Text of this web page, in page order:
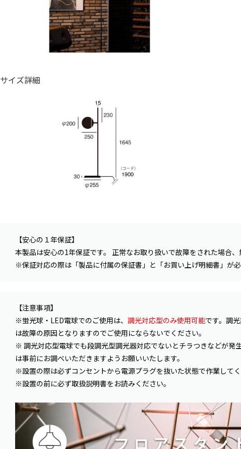
サイズ詳細
【安心の１年保証】
本製品は安心の1年保証です。 正常なお取り扱いで故障をされた場合、
※保証対応の際は「製品に付属の保証書」と「お買い上げ明細書」が
【注意事項】
※蛍光球・LED電球でのご使用は、 調光対応型のみ使用可能です。調
は故障の原因となりますのでご使用にならないでください。
※ 調光対応型電球でも段調光型調光器対応でないとチラつきなどが発
は事前にお調べいただきますようお願いいたします。
※設置の際は必ずコンセントから電源プラグを抜いた状態で作業してく
※設置の前に必ず取扱説明書をお読みください。